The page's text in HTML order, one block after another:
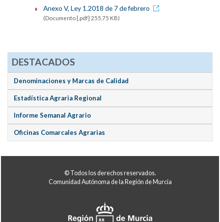
Anexo V, Ley 1.2018 de 7 de febrero
(Documento [.pdf] 255,75 KB)
DESTACADOS
Denominaciones y Marcas de Calidad
Estadística Agraria Regional
Informe Semanal Agrario
Oficinas Comarcales Agrarias
© Todos los derechos reservados.
Comunidad Autónoma de la Región de Murcia